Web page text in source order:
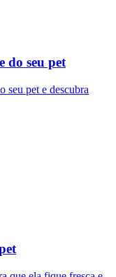
do seu pet
seu pet e descubra